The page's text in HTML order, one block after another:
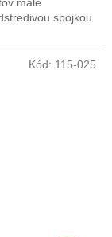
O
spojkou
Kód: 115-025